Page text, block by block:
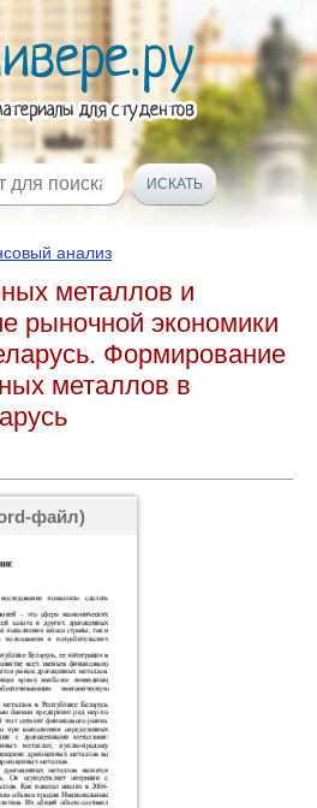
анализ
металлов и
рыночной экономики
Формирование
металлов в
файл)